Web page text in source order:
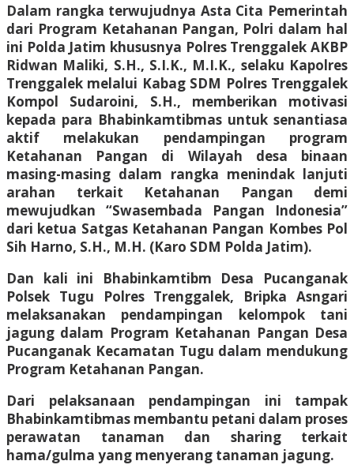
Dalam rangka terwujudnya Asta Cita Pemerintah
dari Program Ketahanan Pangan, Polri dalam hal
ini Polda Jatim khususnya Polres Trenggalek AKBP
Ridwan Maliki, S.H., S.I.K., M.I.K., selaku Kapolres
Trenggalek melalui Kabag SDM Polres Trenggalek
Kompol Sudaroini, S.H., memberikan motivasi
kepada para Bhabinkamtibmas untuk senantiasa
aktif melakukan pendampingan program
Ketahanan Pangan di Wilayah desa binaan
masing-masing dalam rangka menindak lanjuti
arahan terkait Ketahanan Pangan demi
mewujudkan “Swasembada Pangan Indonesia”
dari ketua Satgas Ketahanan Pangan Kombes Pol
Sih Harno, S.H., M.H. (Karo SDM Polda Jatim).
Dan kali ini Bhabinkamtibm Desa Pucanganak
Polsek Tugu Polres Trenggalek, Bripka Asngari
melaksanakan pendampingan kelompok tani
jagung dalam Program Ketahanan Pangan Desa
Pucanganak Kecamatan Tugu dalam mendukung
Program Ketahanan Pangan.
Dari pelaksanaan pendampingan ini tampak
Bhabinkamtibmas membantu petani dalam proses
perawatan tanaman dan sharing terkait
hama/gulma yang menyerang tanaman jagung.